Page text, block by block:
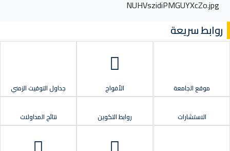
NUHVszidiPMGUYXcZo.jpg
روابط سريعة
موقع الجامعة الأفواج جداول التوقيت الزمني
الاستشارات روابط التكوين نتائج المداولات